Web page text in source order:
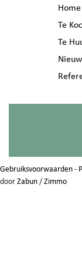
Home
Te
Te
Gebruiksvoorwaarden-
doorZabun/Zimmo